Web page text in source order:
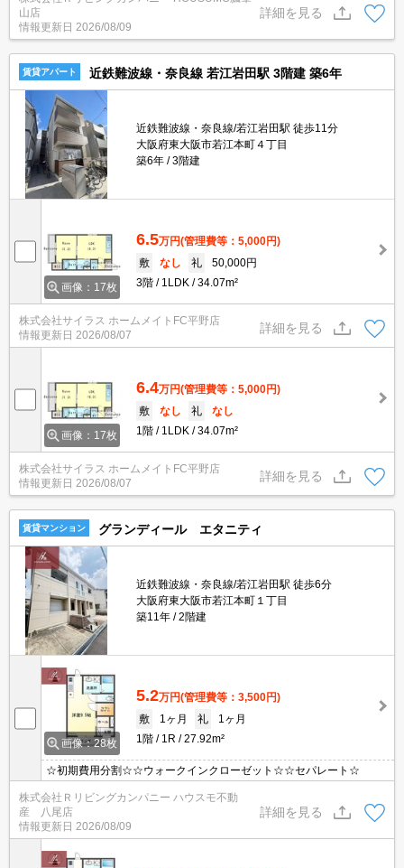
山店
情報更新日 2026/08/09
詳細を見る
賃貸アパート 近鉄難波線・奈良線 若江岩田駅 3階建 築6年
近鉄難波線・奈良線/若江岩田駅 徒歩11分
大阪府東大阪市若江本町４丁目
築6年
3階建
画像：17枚
6.5万円(管理費等：5,000円)
敷
なし 礼
50,000円
3階
1LDK 34.07m²
株式会社サイラス ホームメイトFC平野店
情報更新日 2026/08/07
詳細を見る
画像：17枚
6.4万円(管理費等：5,000円)
敷
なし 礼
なし
1階
1LDK 34.07m²
株式会社サイラス ホームメイトFC平野店
情報更新日 2026/08/07
詳細を見る
賃貸マンション グランディール エタニティ
近鉄難波線・奈良線/若江岩田駅 徒歩6分
大阪府東大阪市若江本町１丁目
築11年
2階建
画像：28枚
5.2万円(管理費等：3,500円)
敷
1ヶ月 礼
1ヶ月
1階
1R 27.92m²
☆初期費用分割☆☆ウォークインクローゼット☆☆セパレート☆
株式会社Ｒリビングカンパニー ハウスモ不動
産 八尾店
情報更新日 2026/08/09
詳細を見る